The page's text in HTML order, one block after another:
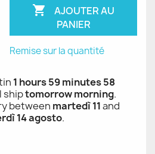

AJOUTER AU
PANIER
Remise sur la quantité
59 minutes 57 seconds
tomorrow morning.
between martedì 11and
14 agosto.